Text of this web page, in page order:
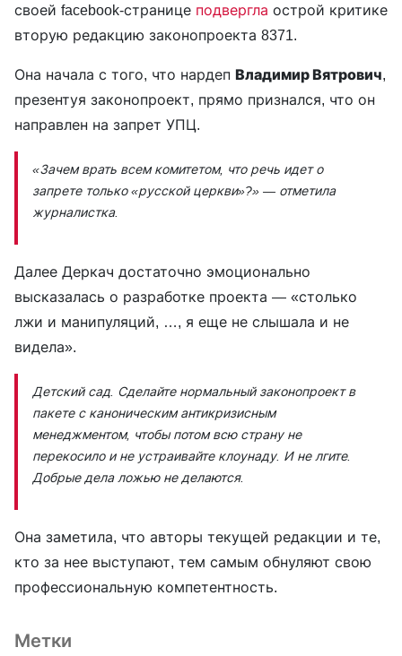
своей facebook-странице подвергла острой критике
вторую редакцию законопроекта 8371.
Она начала с того, что нардеп Владимир Вятрович,
презентуя законопроект, прямо признался, что он
направлен на запрет УПЦ.
«Зачем врать всем комитетом, что речь идет о
запрете только «русской церкви»?» — отметила
журналистка.
Далее Деркач достаточно эмоционально
высказалась о разработке проекта — «столько
лжи и манипуляций, …, я еще не слышала и не
видела».
Детский сад. Сделайте нормальный законопроект в
пакете с каноническим антикризисным
менеджментом, чтобы потом всю страну не
перекосило и не устраивайте клоунаду. И не лгите.
Добрые дела ложью не делаются.
Она заметила, что авторы текущей редакции и те,
кто за нее выступают, тем самым обнуляют свою
профессиональную компетентность.
Метки